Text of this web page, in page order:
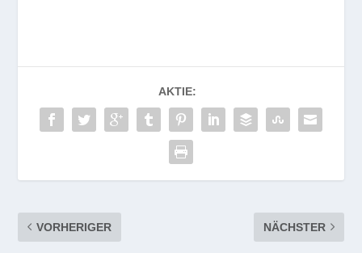
AKTIE:
VORHERIGER NÄCHSTER